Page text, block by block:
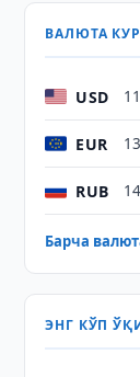
ВАЛЮТА
USD
EUR
RUB
Барча
ЭНГ КЎП